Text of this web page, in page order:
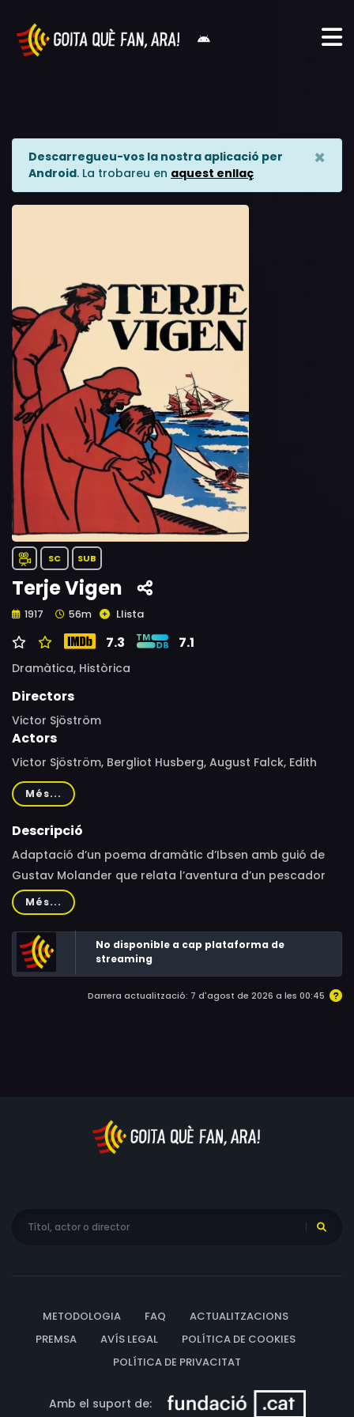
Descarregueu-vos la nostra aplicació per
Android. La trobareu en aquest enllaç
×
SC SUB
Terje Vigen
1917 56m Llista
7.3 7.1
Dramàtica, Històrica
Directors
Victor Sjöström
Actors
Victor Sjöström, Bergliot Husberg, August Falck, Edith
Erastoff, Eric Abrahamsson, Hildur Carlberg, Gucken
Cederborg, John Ekman, Nils Elffors, Emil Fjellström,
Herman Lantz, Jenny Tschernichin-Larsson, Olof Ås,
Hans Sjöblom, Gunnar Norberg
Més...
Descripció
Adaptació d’un poema dramàtic d’Ibsen amb guió de
Gustav Molander que relata l’aventura d’un pescador
noruec que ha de travessar el bloqueig anglès durant
les guerres napoleòniques per portar provisions a la
seva família.
Més...
No disponible a cap plataforma de
streaming
Darrera actualització: 7 d'agost de 2026 a les 00:45
METODOLOGIA FAQ
ACTUALITZACIONS
PREMSA
AVÍS LEGAL
POLÍTICA DE COOKIES
POLÍTICA DE PRIVACITAT
Amb el suport de: